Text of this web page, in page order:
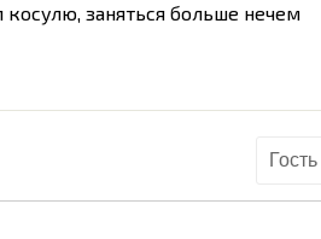
заняться больше нечем